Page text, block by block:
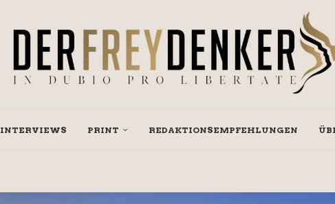
INTERVIEWS PRINT REDAKTIONSEMPFEHLUNGEN